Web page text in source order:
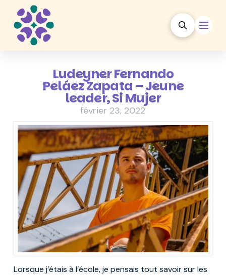
Ludeyner Fernando
Peláez Zapata – Jeune
leader, Si Mujer
février 23, 2022
Lorsque j’étais à l’école, je pensais tout savoir sur les